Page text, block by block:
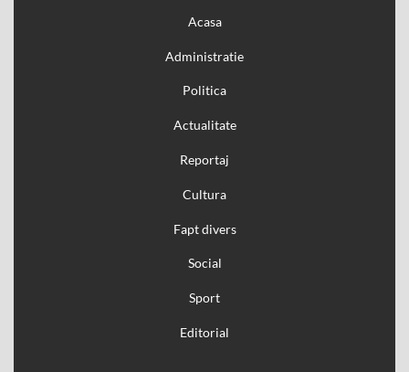
Acasa
Administratie
Politica
Actualitate
Reportaj
Cultura
Fapt divers
Social
Sport
Editorial